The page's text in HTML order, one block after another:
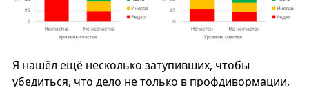
Я нашёл ещё несколько затупивших, чтобы
убедиться, что дело не только в профдивормации,